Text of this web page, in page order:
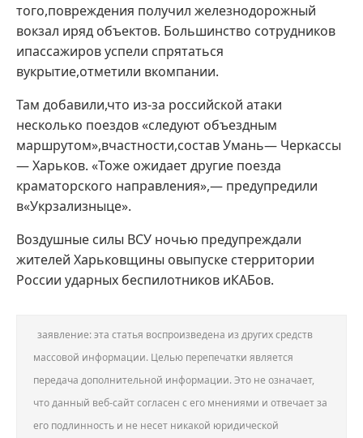
того,повреждения получил железнодорожный
вокзал иряд объектов. Большинство сотрудников
ипассажиров успели спрятаться
вукрытие,отметили вкомпании.
Там добавили,что из-за российской атаки
несколько поездов «следуют объездным
маршрутом»,вчастности,состав Умань— Черкассы
— Харьков. «Тоже ожидает другие поезда
краматорского направления»,— предупредили
в«Укрзализныце».
Воздушные силы ВСУ ночью предупреждали
жителей Харьковщины овыпуске стерритории
России ударных беспилотников иКАБов.
заявление: эта статья воспроизведена из других средств
массовой информации. Целью перепечатки является
передача дополнительной информации. Это не означает,
что данный веб-сайт согласен с его мнениями и отвечает за
его подлинность и не несет никакой юридической